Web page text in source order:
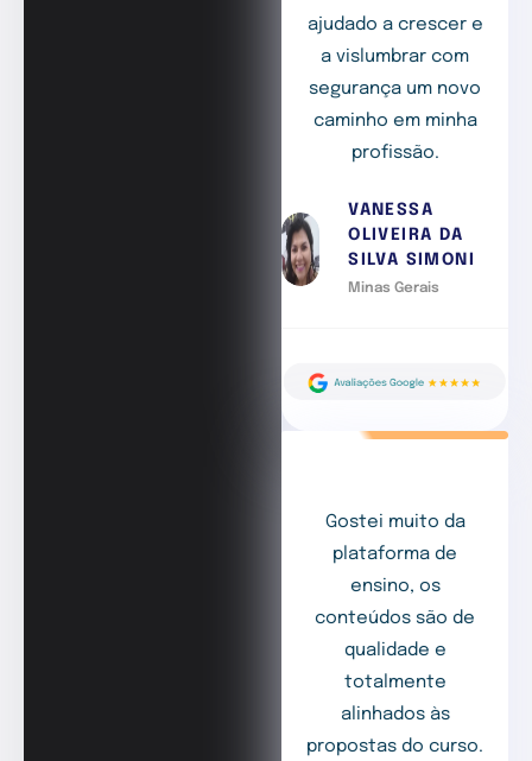
ajudado a crescer e
a vislumbrar com
segurança um novo
caminho em minha
profissão.
VANESSA
OLIVEIRA DA
SILVA SIMONI
Minas Gerais
Gostei muito da
plataforma de
ensino, os
conteúdos são de
qualidade e
totalmente
alinhados às
propostas do curso.